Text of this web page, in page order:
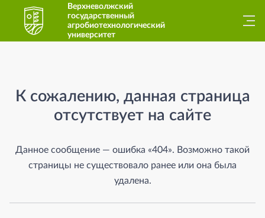
Верхневолжский
государственный
агробиотехнологический
университет
К сожалению, данная страница
отсутствует на сайте
Данное сообщение — ошибка «404». Возможно такой
страницы не существовало ранее или она была
удалена.